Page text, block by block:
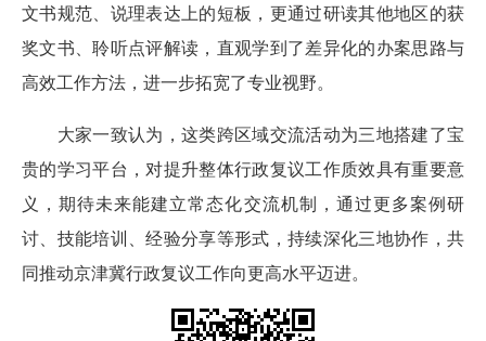
文书规范、说理表达上的短板，更通过研读其他地区的获
奖文书、聆听点评解读，直观学到了差异化的办案思路与
高效工作方法，进一步拓宽了专业视野。
大家一致认为，这类跨区域交流活动为三地搭建了宝
贵的学习平台，对提升整体行政复议工作质效具有重要意
义，期待未来能建立常态化交流机制，通过更多案例研
讨、技能培训、经验分享等形式，持续深化三地协作，共
同推动京津冀行政复议工作向更高水平迈进。